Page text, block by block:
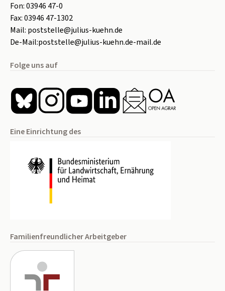
Fon:03946 47-0
Fax:03946 47-1302
Mail: poststelle@julius-kuehn.de
De-Mail:poststelle@julius-kuehn.de-mail.de
Folge uns auf
Eine Einrichtung des
Familienfreundlicher Arbeitgeber